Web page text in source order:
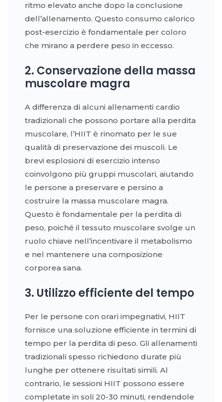
ritmo elevato anche dopo la conclusione
dell’allenamento. Questo consumo calorico
post-esercizio è fondamentale per coloro
che mirano a perdere peso in eccesso.
2. Conservazione della massa
muscolare magra
A differenza di alcuni allenamenti cardio
tradizionali che possono portare alla perdita
muscolare, l’HIIT è rinomato per le sue
qualità di preservazione dei muscoli. Le
brevi esplosioni di esercizio intenso
coinvolgono più gruppi muscolari, aiutando
le persone a preservare e persino a
costruire la massa muscolare magra.
Questo è fondamentale per la perdita di
peso, poiché il tessuto muscolare svolge un
ruolo chiave nell’incentivare il metabolismo
e nel mantenere una composizione
corporea sana.
3. Utilizzo efficiente del tempo
Per le persone con orari impegnativi, HIIT
fornisce una soluzione efficiente in termini di
tempo per la perdita di peso. Gli allenamenti
tradizionali spesso richiedono durate più
lunghe per ottenere risultati simili. Al
contrario, le sessioni HIIT possono essere
completate in soli 20-30 minuti, rendendole